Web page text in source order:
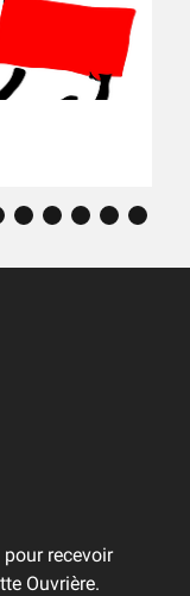
recevoir
Ouvrière.